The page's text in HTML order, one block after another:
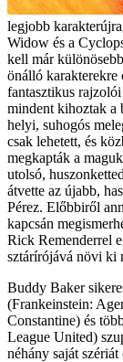
legjobb
Widow és a
kell már
önálló karakterekre
fantasztikus
mindent kihoztak a
helyi, suhogós
csak lehetett, és
megkapták a
utolsó,
átvette az újabb,
Pérez. Előbbiről
kapcsán
Rick Remenderrel
sztárírójává növi ki
Buddy Baker
(Frankeinstein:
Constantine) és
League United)
néhány saját